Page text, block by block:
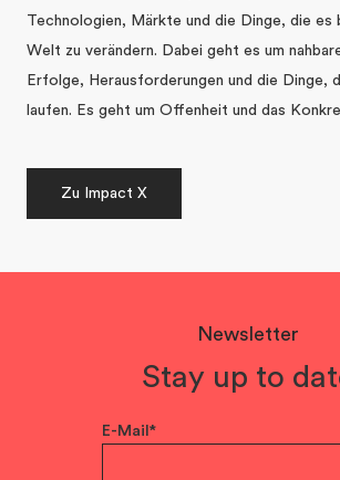
Technologien, Märkte und die Dinge, die es
Welt zu verändern. Dabei geht es um
Erfolge, Herausforderungen und die Dinge,
laufen. Es geht um Offenheit und das
Zu Impact X
Newsletter
Stay up to
E-Mail*